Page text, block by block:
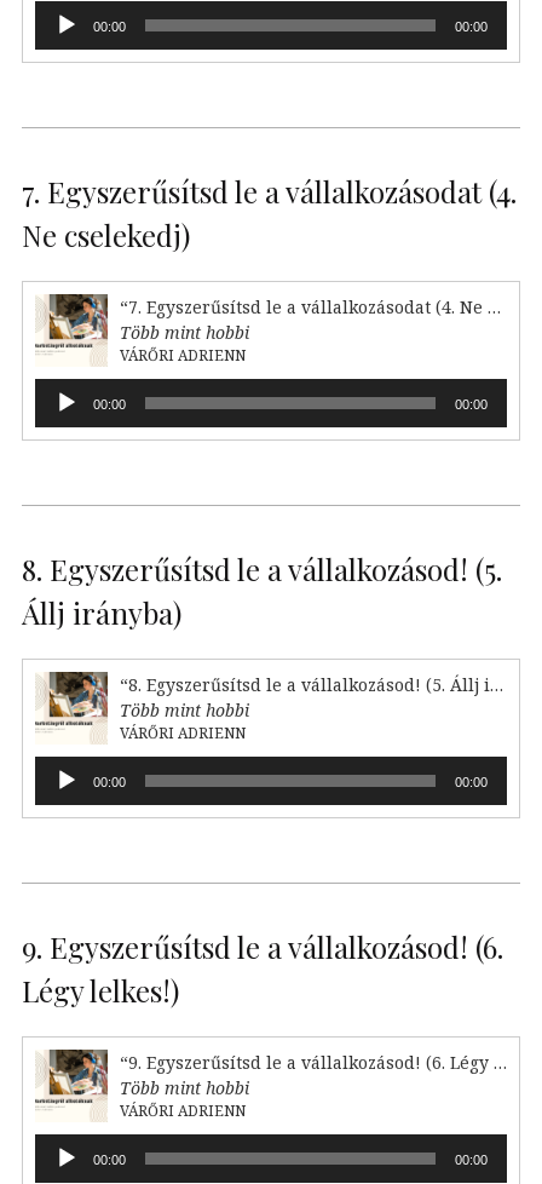
Audió
lejátszó00:00 00:00
7. Egyszerűsítsd le a vállalkozásodat (4.
Ne cselekedj)
“7. Egyszerűsítsd le a vállalkozásodat (4. Ne cselekedj)”
Több mint hobbi
VÁRŐRI ADRIENN
Audió
lejátszó00:00 00:00
8. Egyszerűsítsd le a vállalkozásod! (5.
Állj irányba)
“8. Egyszerűsítsd le a vállalkozásod! (5. Állj irányba)”
Több mint hobbi
VÁRŐRI ADRIENN
Audió
lejátszó00:00 00:00
9. Egyszerűsítsd le a vállalkozásod! (6.
Légy lelkes!)
“9. Egyszerűsítsd le a vállalkozásod! (6. Légy lelkes!)”
Több mint hobbi
VÁRŐRI ADRIENN
Audió
lejátszó00:00 00:00